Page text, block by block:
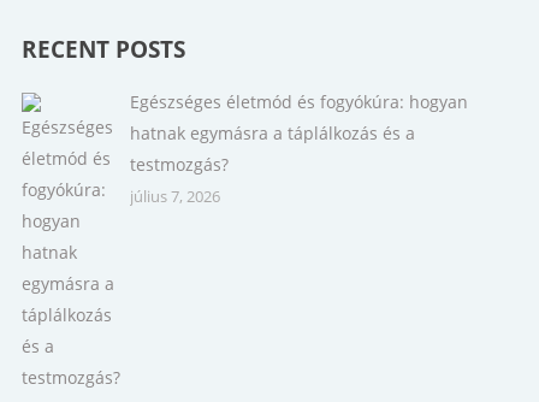
RECENT POSTS
Egészséges életmód és fogyókúra: hogyan
hatnak egymásra a táplálkozás és a
testmozgás?
július 7, 2026